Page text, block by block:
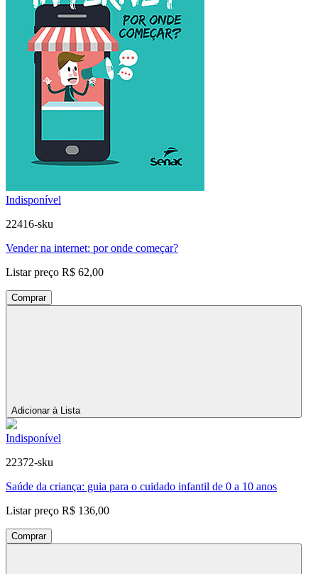
Indisponível
22416-sku
Vender na internet: por onde começar?
Listar preço R$ 62,00
Comprar
Adicionar à Lista
Indisponível
22372-sku
Saúde da criança: guia para o cuidado infantil de 0 a 10 anos
Listar preço R$ 136,00
Comprar